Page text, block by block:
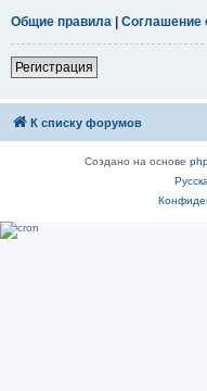
Общие правила | Соглашение
Регистрация
К списку форумов
Создано на основе